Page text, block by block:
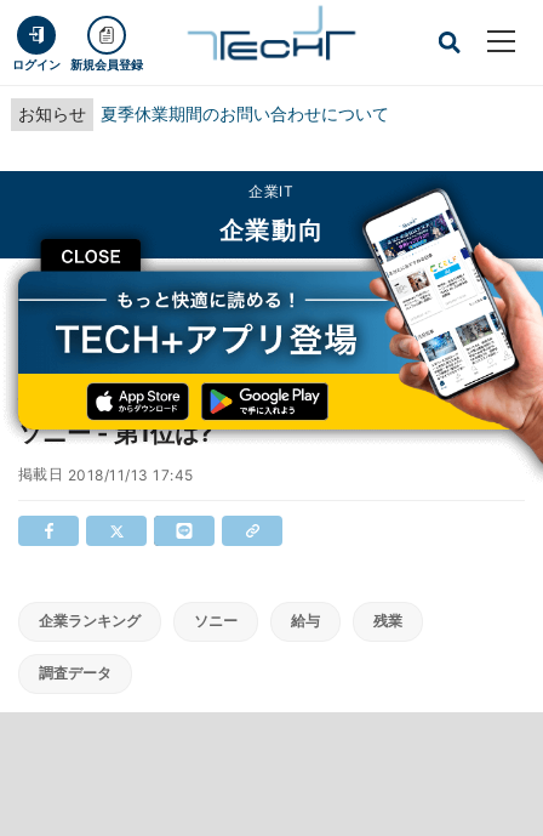
ログイン 新規会員登録
お知らせ 夏季休業期間のお問い合わせについて
CLOSE
企業IT
企業動向
TECH+ 企業IT
企業動向
技術職が働きやすい企業ランキング、第2位はソニー - 第1位は?
技術職が働きやすい企業ランキング、第2位は
ソニー - 第1位は?
掲載日 2018/11/13 17:45
企業ランキング ソニー 給与 残業
調査データ